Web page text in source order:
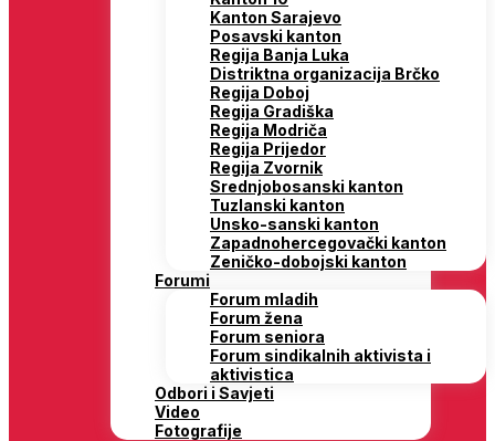
Kanton Sarajevo
Posavski kanton
Regija Banja Luka
Distriktna organizacija Brčko
Regija Doboj
Regija Gradiška
Regija Modriča
Regija Prijedor
Regija Zvornik
Srednjobosanski kanton
Tuzlanski kanton
Unsko-sanski kanton
Zapadnohercegovački kanton
Zeničko-dobojski kanton
Forumi
Forum mladih
Forum žena
Forum seniora
Forum sindikalnih aktivista i
aktivistica
Odbori i Savjeti
Video
Fotografije